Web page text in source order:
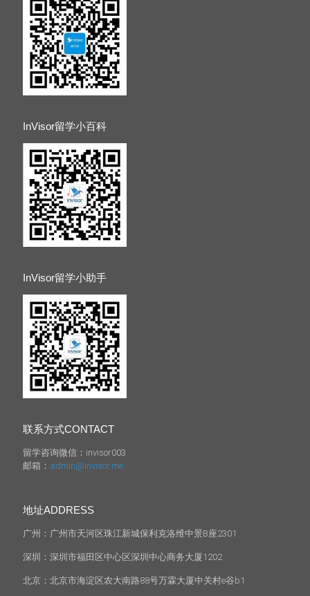
InVisor留学小百科
InVisor留学小助手
联系方式CONTACT
留学咨询微信：invisor003
邮箱： admin@invisor.me
地址ADDRESS
广州：广州市天河区珠江新城保利克洛维中景B座2301
深圳：深圳市福田区中心区深圳中心商务大厦1202
北京：北京市海淀区农大南路88号万霖大厦中关村e谷b1